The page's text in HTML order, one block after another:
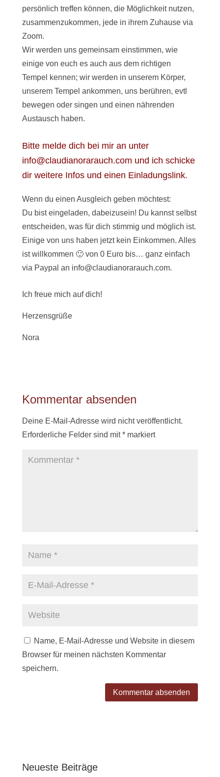
persönlich treffen können, die Möglichkeit nutzen,
zusammenzukommen, jede in ihrem Zuhause via
Zoom.
Wir werden uns gemeinsam einstimmen, wie
einige von euch es auch aus dem richtigen
Tempel kennen; wir werden in unserem Körper,
unserem Tempel ankommen, uns berühren, evtl
bewegen oder singen und einen nährenden
Austausch haben.
Bitte melde dich bei mir an unter
info@claudianorarauch.com und ich schicke
dir weitere Infos und einen Einladungslink.
Wenn du einen Ausgleich geben möchtest:
Du bist eingeladen, dabeizusein! Du kannst selbst
entscheiden, was für dich stimmig und möglich ist.
Einige von uns haben jetzt kein Einkommen. Alles
ist willkommen 🙂 von 0 Euro bis… ganz einfach
via Paypal an info@claudianorarauch.com.
Ich freue mich auf dich!
Herzensgrüße
Nora
Kommentar absenden
Deine E-Mail-Adresse wird nicht veröffentlicht.
Erforderliche Felder sind mit*markiert
Name, E-Mail-Adresse und Website in diesem
Browser für meinen nächsten Kommentar
speichern.
Neueste Beiträge